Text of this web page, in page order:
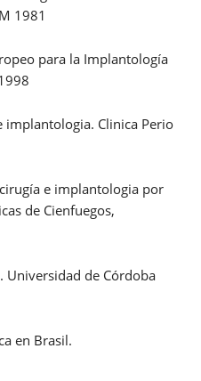
1981
para la Implantología
Clinica Perio
e implantologia por
de Cienfuegos,
Universidad de Córdoba
en Brasil.